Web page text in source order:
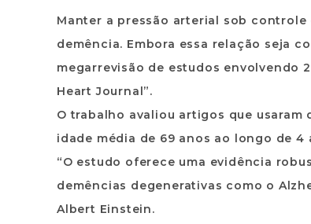
Manter a pressão arterial sob
demência. Embora essa relação seja
megarrevisão de estudos envolvendo
Heart Journal”.
O trabalho avaliou artigos que
idade média de 69 anos ao longo de 4
“O estudo oferece uma evidência
demências degenerativas como o
Albert Einstein.